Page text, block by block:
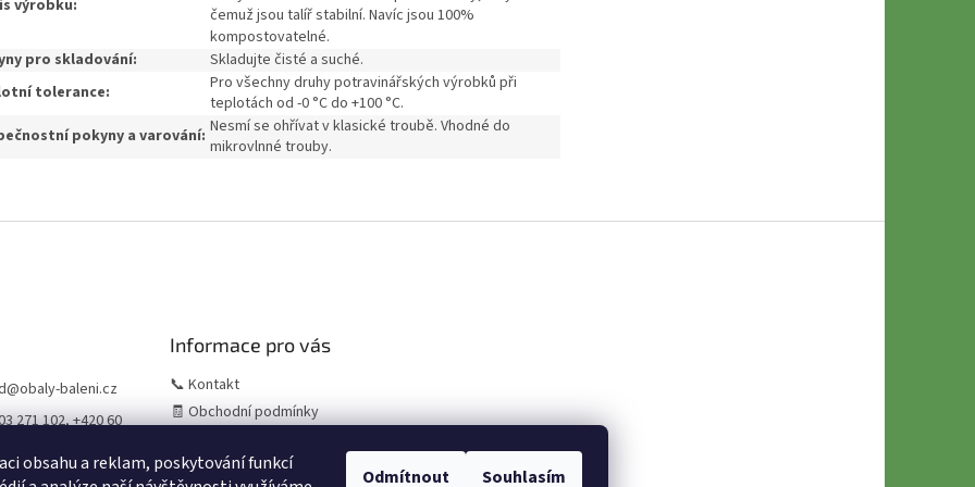
obsahu a reklam, poskytování funkcí
Odmítnout Souhlasím
výrobku:
čemuž jsou talíř stabilní. Navíc jsou 100%
kompostovatelné.
pro skladování:
Skladujte čisté a suché.
tolerance:
Pro všechny druhy potravinářských výrobků při
teplotách od -0 °C do +100 °C.
pokyny a varování: Nesmí se ohřívat v klasické troubě. Vhodné do
mikrovlnné trouby.
@obaly-baleni.cz
271 102, +420 60
Informace pro vás
📞 Kontakt
🧾 Obchodní podmínky
⚠️ Zásady práce s osobními